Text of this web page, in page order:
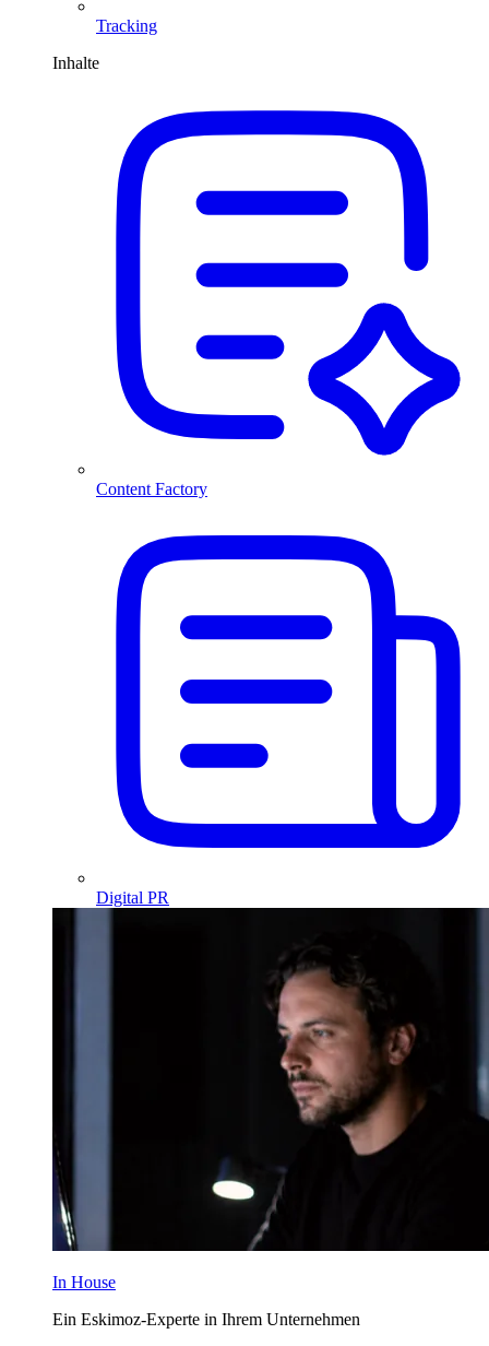
Tracking
Inhalte
Content Factory
Digital PR
In House
Ein Eskimoz-Experte in Ihrem Unternehmen